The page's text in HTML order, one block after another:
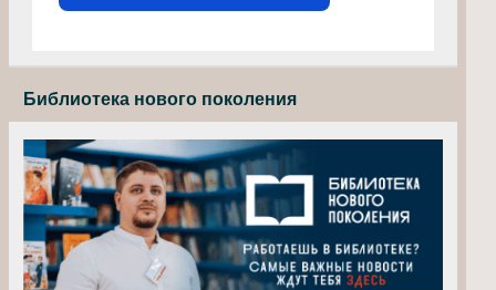
Библиотека нового поколения